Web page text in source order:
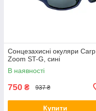
Сонцезахисні окуляри Carp
Zoom ST-G, сині
В наявності
750 ₴ 937 ₴
Купити